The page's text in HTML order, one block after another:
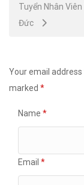
Tuyển Nhân
Đức
Your email address
marked *
Name *
Email *